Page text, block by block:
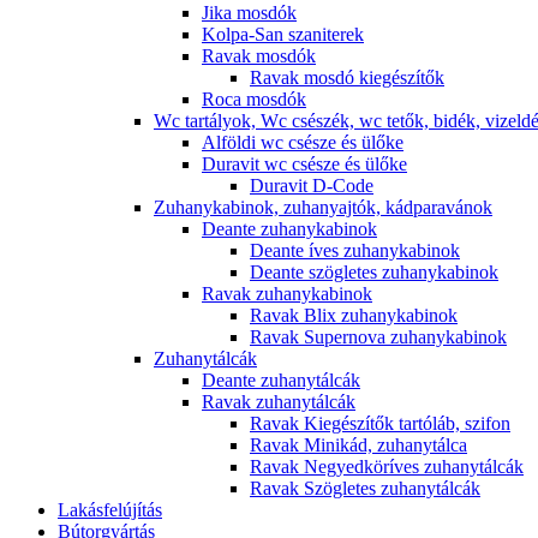
Jika mosdók
Kolpa-San szaniterek
Ravak mosdók
Ravak mosdó kiegészítők
Roca mosdók
Wc tartályok, Wc csészék, wc tetők, bidék,
Alföldi wc csésze és ülőke
Duravit wc csésze és ülőke
Duravit D-Code
Zuhanykabinok, zuhanyajtók, kádparavánok
Deante zuhanykabinok
Deante íves zuhanykabinok
Deante szögletes zuhanykabinok
Ravak zuhanykabinok
Ravak Blix zuhanykabinok
Ravak Supernova zuhanykabinok
Zuhanytálcák
Deante zuhanytálcák
Ravak zuhanytálcák
Ravak Kiegészítők tartóláb, szifon
Ravak Minikád, zuhanytálca
Ravak Negyedköríves zuhanytálcák
Ravak Szögletes zuhanytálcák
Lakásfelújítás
Bútorgyártás